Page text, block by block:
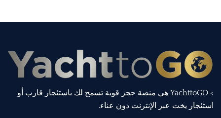
> YachttoGO هي منصة حجز قوية تسمح لك باستئجار قارب أو
استئجار يخت عبر الإنترنت دون عناء.